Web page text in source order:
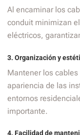
Al encaminar los
conduit minimizan
eléctricos,
3. Organización y
Mantener los
apariencia de las
entornos
importante.
4. Facilidad de